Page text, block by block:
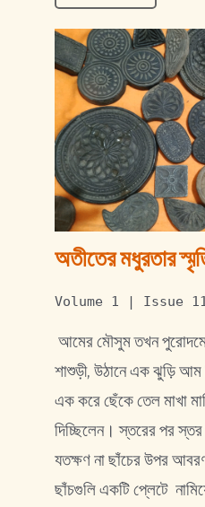
অতীতের মধুরতার
Volume 1 | Issue
আমের মৌসুম তখন
শাশুড়ী, উঠানে এক ঝুড়ি
এক করে ছেঁকে তেল মাখা
দিচ্ছিলেন। স্তরের পর
যতক্ষণ না ছাঁচের উপর
ছাঁচগুলি একটি প্লেটে